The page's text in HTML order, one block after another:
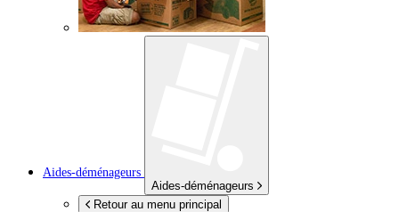
Aides-déménageurs
Aides-déménageurs
Retour au menu principal